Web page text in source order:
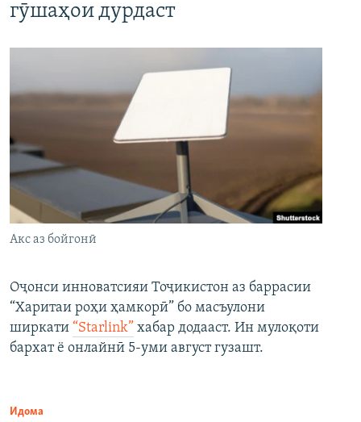
гӯшаҳои дурдаст
Акс аз бойгонӣ
Оҷонси инноватсияи Тоҷикистон аз баррасии
“Харитаи роҳи ҳамкорӣ” бо масъулони
ширкати “Starlink” хабар додааст. Ин мулоқоти
бархат ё онлайнӣ 5-уми август гузашт.
Идома